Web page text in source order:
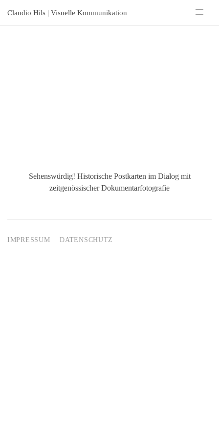
Claudio Hils | Visuelle Kommunikation
Sehenswürdig! Historische Postkarten im Dialog mit
zeitgenössischer Dokumentarfotografie
IMPRESSUM DATENSCHUTZ